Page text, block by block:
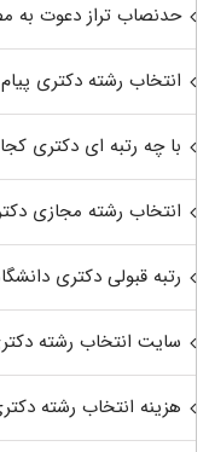
حدنصاب تراز دعوت به
انتخاب رشته دکتری
با چه رتبه ای دکتری
انتخاب رشته مجازی
رتبه قبولی دکتری
سایت انتخاب رشته
هزینه انتخاب رشته